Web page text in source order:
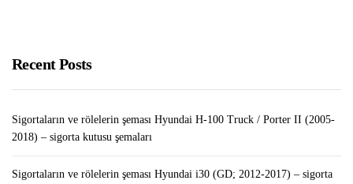
(2007-2015) – sigorta kutusu şemaları
Recent Posts
Sigortaların ve rölelerin şeması Hyundai H-100 Truck / Porter II (2005-
2018) – sigorta kutusu şemaları
Sigortaların ve rölelerin şeması Hyundai i30 (GD; 2012-2017) – sigorta